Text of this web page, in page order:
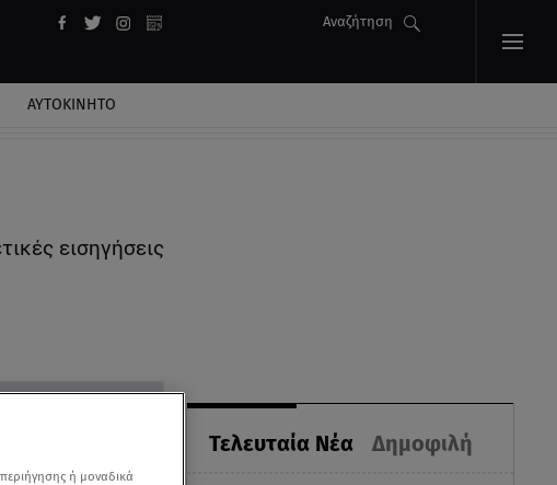
Αναζήτηση
ΑΥΤΟΚΙΝΗΤΟ
εισηγήσεις
Τελευταία Νέα Δημοφιλή
ή μοναδικά